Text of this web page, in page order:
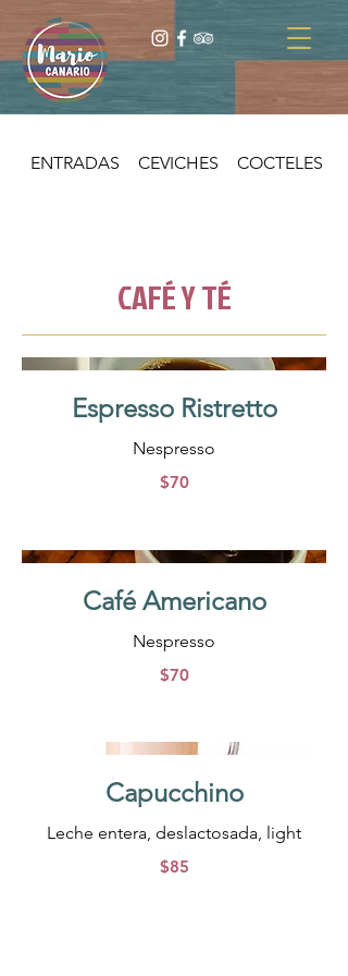
ENTRADAS CEVICHES COCTELES
CAFÉ Y TÉ
Espresso Ristretto
Nespresso
$70
Café Americano
Nespresso
$70
Capucchino
$85